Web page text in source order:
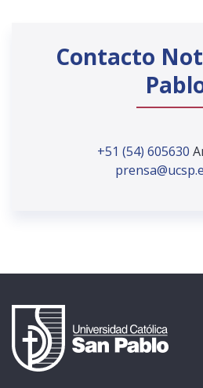
Contacto
+51 (54) 605630